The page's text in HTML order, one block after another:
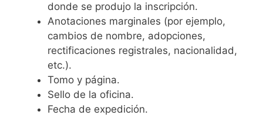
donde se produjo la inscripción.
Anotaciones marginales (por ejemplo,
cambios de nombre, adopciones,
rectificaciones registrales, nacionalidad,
etc.).
Tomo y página.
Sello de la oficina.
Fecha de expedición.